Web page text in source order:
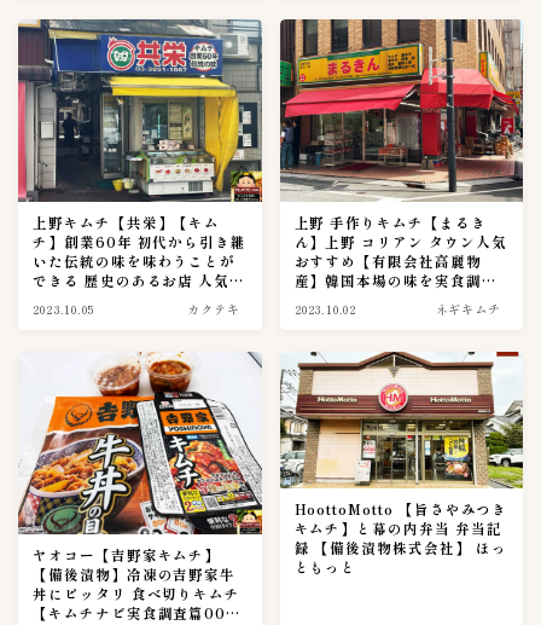
ダイエー 3
マルエツ 14
ヤオコー 16
伊勢丹
成城石井 4
生鮮&業務スーパー 1
スーパー探訪 5
ネット通販
Amazonアマゾン
RAKUTEN楽天市場
上野キムチ-まるきん
豊田商店 1
赤坂食べ門 2
韓国市場 1
ブランド 41
上野キムチ【共栄】【キム
チ】創業60年 初代から引き継
いた伝統の味を味わうことが
できる 歴史のあるお店 人気
2023.10.05 カクテキ
上野 手作りキムチ【まるき
ん】上野 コリアン タウン人気
おすすめ【有限会社高麗物
産】韓国本場の味を実食調査
2023.10.02 ネギキムチ
ヤオコー【吉野家キムチ】
【備後漬物】冷凍の吉野家牛
丼にピッタリ 食べ切りキムチ
【キムチナビ実食調査篇0017
HoottoMotto 【旨さやみつき
キムチ】と幕の内弁当 弁当記
録 【備後漬物株式会社】 ほっ
ともっと